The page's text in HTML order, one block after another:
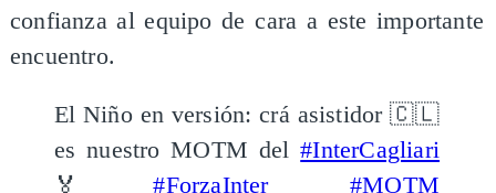
confianza al equipo de cara a este importante
encuentro.
El Niño en versión: crá asistidor 🇨🇱
es nuestro MOTM del#InterCagliari
🏅#ForzaInter
#MOTM